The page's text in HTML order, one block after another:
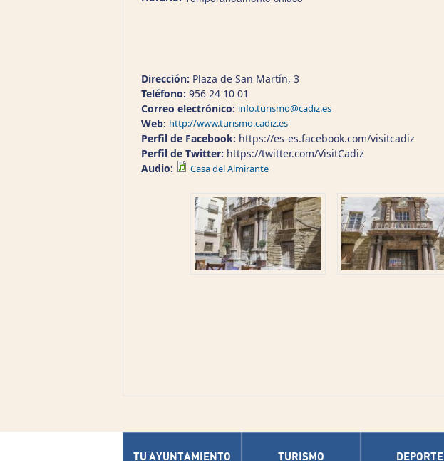
Dirección: Plaza de San Martín, 3
Teléfono: 956 24 10 01
Correo electrónico: info.turismo@cadiz.es
Web: http://www.turismo.cadiz.es
Perfil de Facebook: https://es-es.facebook.com/visitcadiz
Perfil de Twitter: https://twitter.com/VisitCadiz
Audio:
Casa del Almirante
TU AYUNTAMIENTO TURISMO DEPORTE